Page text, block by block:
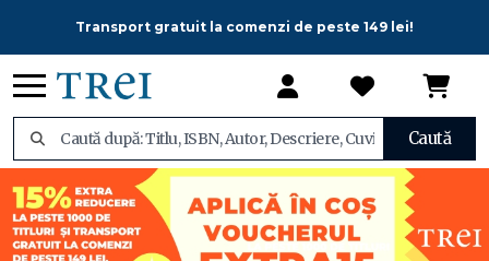
Transport gratuit la comenzi de peste 149 lei!
Caută